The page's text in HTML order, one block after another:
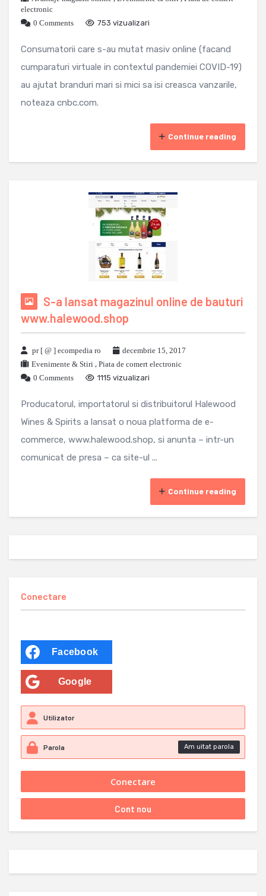
electronic
0 Comments
753 vizualizari
Consumatorii care s-au mutat masiv online (facand
cumparaturi virtuale in contextul pandemiei COVID-19)
au ajutat branduri mari si mici sa isi creasca vanzarile,
noteaza cnbc.com.
Continue reading
S-a lansat magazinul online de bauturi
www.halewood.shop
pr [ @ ] ecompedia ro
decembrie 15, 2017
Evenimente & Stiri , Piata de comert electronic
0 Comments
1115 vizualizari
Producatorul, importatorul si distribuitorul Halewood
Wines & Spirits a lansat o noua platforma de e-
commerce, www.halewood.shop, si anunta – intr-un
comunicat de presa – ca site-ul ...
Continue reading
Conectare
Facebook
Google
Am uitat parola